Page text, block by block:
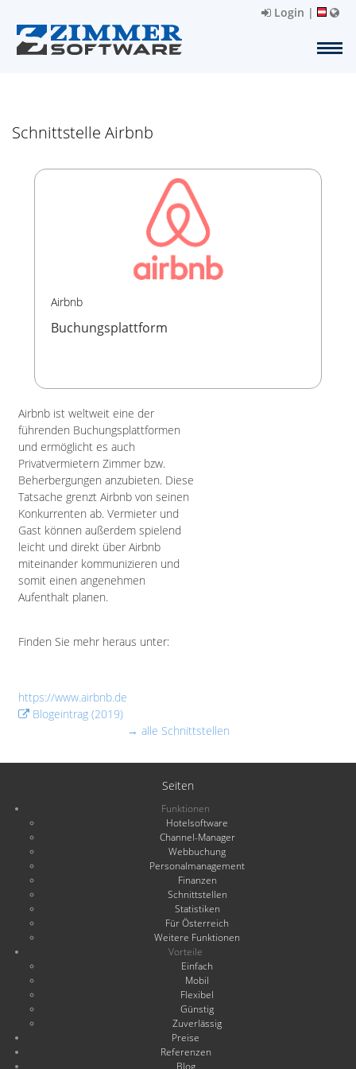
Login |
Schnittstelle Airbnb
Airbnb
Buchungsplattform
Airbnb ist weltweit eine der
führenden Buchungsplattformen
und ermöglicht es auch
Privatvermietern Zimmer bzw.
Beherbergungen anzubieten. Diese
Tatsache grenzt Airbnb von seinen
Konkurrenten ab. Vermieter und
Gast können außerdem spielend
leicht und direkt über Airbnb
miteinander kommunizieren und
somit einen angenehmen
Aufenthalt planen.
Finden Sie mehr heraus unter:
https://www.airbnb.de
Blogeintrag (2019)
→ alle Schnittstellen
Seiten
Funktionen
Hotelsoftware
Channel-Manager
Webbuchung
Personalmanagement
Finanzen
Schnittstellen
Statistiken
Für Österreich
Weitere Funktionen
Vorteile
Einfach
Mobil
Flexibel
Günstig
Zuverlässig
Preise
Referenzen
Blog